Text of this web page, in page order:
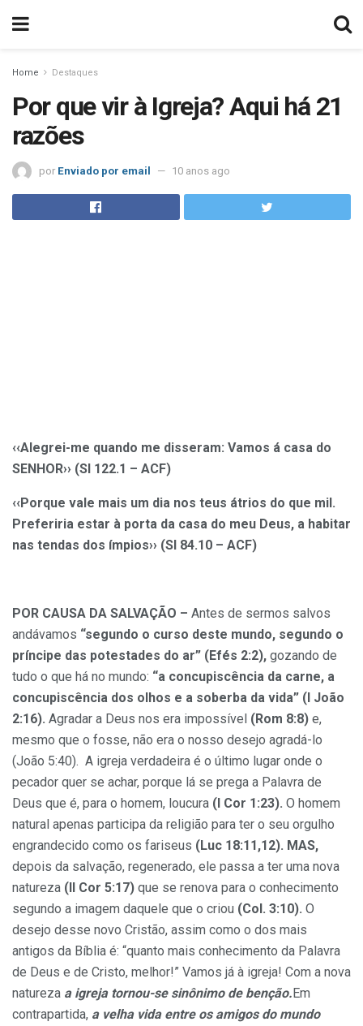
Home Destaques
Por que vir à Igreja? Aqui há 21
razões
por Enviado por email 10 anos ago
‹‹Alegrei-me quando me disseram: Vamos á casa do
SENHOR›› (Sl 122.1 – ACF)
‹‹Porque vale mais um dia nos teus átrios do que mil.
Preferiria estar à porta da casa do meu Deus, a habitar
nas tendas dos ímpios›› (Sl 84.10 – ACF)
POR CAUSA DA SALVAÇÃO – Antes de sermos salvos
andávamos “segundo o curso deste mundo, segundo o
príncipe das potestades do ar” (Efés 2:2), gozando de
tudo o que há no mundo: “a concupiscência da carne, a
concupiscência dos olhos e a soberba da vida” (I João
2:16). Agradar a Deus nos era impossível (Rom 8:8) e,
mesmo que o fosse, não era o nosso desejo agradá-lo
(João 5:40). A igreja verdadeira é o último lugar onde o
pecador quer se achar, porque lá se prega a Palavra de
Deus que é, para o homem, loucura (I Cor 1:23). O homem
natural apenas participa da religião para ter o seu orgulho
engrandecido como os fariseus (Luc 18:11,12). MAS,
depois da salvação, regenerado, ele passa a ter uma nova
natureza (II Cor 5:17) que se renova para o conhecimento
segundo a imagem daquele que o criou (Col. 3:10). O
desejo desse novo Cristão, assim como o dos mais
antigos da Bíblia é: “quanto mais conhecimento da Palavra
de Deus e de Cristo, melhor!” Vamos já à igreja! Com a nova
natureza a igreja tornou-se sinônimo de benção.Em
contrapartida, a velha vida entre os amigos do mundo